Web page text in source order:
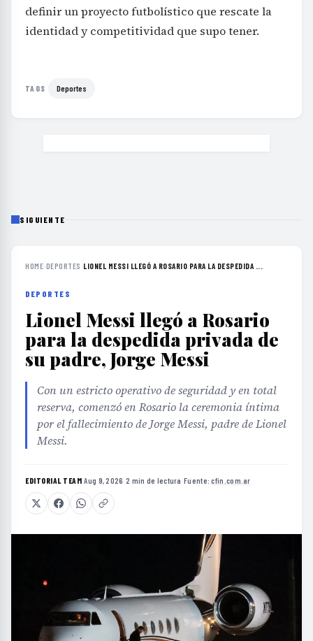
definir un proyecto futbolístico que rescate la
identidad y competitividad que supo tener.
TAGS Deportes
SIGUIENTE
HOME›DEPORTES ›LIONEL MESSI LLEGÓ A ROSARIO PARA LA DESPEDIDA ...
DEPORTES
Lionel Messi llegó a Rosario
para la despedida privada de
su padre, Jorge Messi
Con un estricto operativo de seguridad y en total
reserva, comenzó en Rosario la ceremonia íntima
por el fallecimiento de Jorge Messi, padre de Lionel
Messi.
EDITORIAL TEAM·Aug 9, 2026 ·2 min de lectura ·Fuente:cfin.com.ar